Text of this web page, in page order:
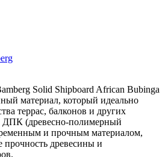
Solid Shipboard African Bubinga
материал, который идеально
террас, балконов и других
ДПК (древесно-полимерный
и прочным материалом,
прочность древесины и